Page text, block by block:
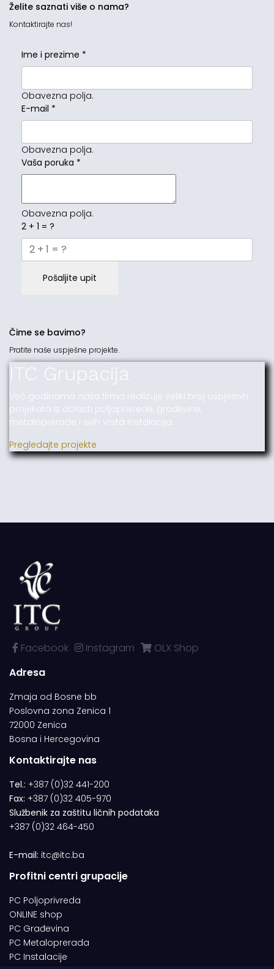
Želite saznati više o nama?
Kontaktirajte nas!
Ime i prezime *
Obavezna polja.
E-mail *
Obavezna polja.
Vaša poruka *
Obavezna polja.
2 + 1 = ?
Pošaljite upit
Čime se bavimo?
Pratite naše uspješne projekte.
ITC Grupacija
Već godinama naša firma realizuje veliki broj uspješnih
projekata iz oblasti poljoprivrede, građevine,
metaloprerade i svih vrsta instalacija.
Pregledajte projekte
Facebook Instagram
OLX Shop
Adresa
Zmaja od Bosne bb
Poslovna zona Zenica 1
72000 Zenica
Bosna i Hercegovina
Kontaktirajte nas
Tel.: +387 (0)32 441-200
Fax: +387 (0)32 405-970
Službenik za zaštitu ličnih podataka
+387 (0)32 464-450
E-mail: itc@itc.ba
Profitni centri grupacije
PC Poljoprivreda
ONLINE shop
PC Građevina
PC Metaloprerada
PC Instalacije